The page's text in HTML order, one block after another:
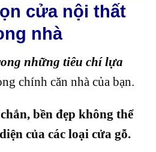
lựa chọn cửa nội thất gỗ
thất gỗ trong thiết kế cửa
cửa nội thất
nhà
những tiêu chí lựa
chính căn nhà của bạn.
bền đẹp không thể
của các loại cửa gỗ.